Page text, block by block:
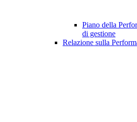
Piano della
di gestione
Relazione sulla